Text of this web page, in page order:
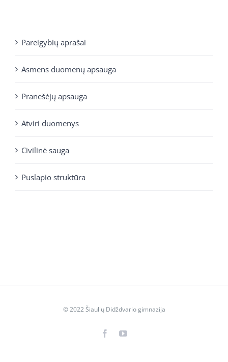
Pareigybių aprašai
Asmens duomenų apsauga
Pranešėjų apsauga
Atviri duomenys
Civilinė sauga
Puslapio struktūra
© 2022 Šiaulių Didždvario gimnazija
FacebookYouTube